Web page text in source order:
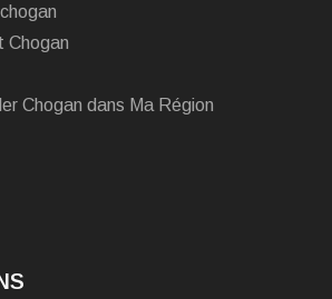
Chogan
Chogan dans Ma Région